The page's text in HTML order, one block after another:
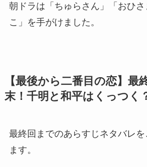
朝ドラは「ちゅらさん」「おひ
こ」を手がけました。
【最後から二番目の恋】最
末！千明と和平はくっつく
最終回までのあらすじネタバレを
ます。